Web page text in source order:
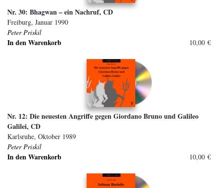
Nr. 30: Bhagwan – ein Nachruf, CD
Freiburg, Januar 1990
Peter Priskil
In den Warenkorb 10,00 €
Nr. 12: Die neuesten Angriffe gegen Giordano Bruno und Galileo
Galilei, CD
Karlsruhe, Oktober 1989
Peter Priskil
In den Warenkorb 10,00 €